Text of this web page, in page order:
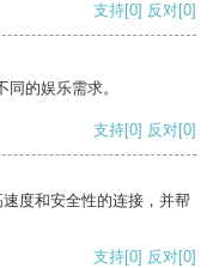
支持[0] 反对[0]
的娱乐需求。
支持[0] 反对[0]
度和安全性的连接，并帮
支持[0] 反对[0]